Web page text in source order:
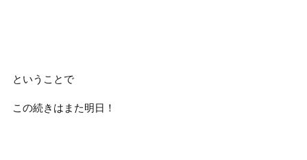
ということで
この続きはまた明日！